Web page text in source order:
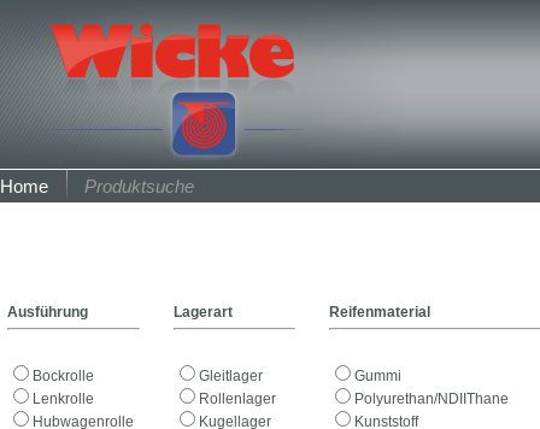
Home Produktsuche
Ausführung Lagerart Reifenmaterial
Bockrolle
Lenkrolle
Hubwagenrolle
Gleitlager
Rollenlager
Kugellager
Gummi
Polyurethan/NDIIThane
Kunststoff